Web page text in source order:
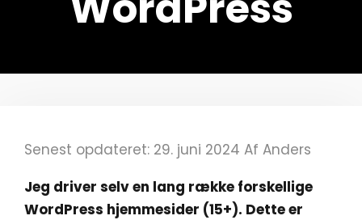
Senest opdateret: 29. juni 2024 Af Anders
Jeg driver selv en lang række forskellige
WordPress hjemmesider (15+). Dette er